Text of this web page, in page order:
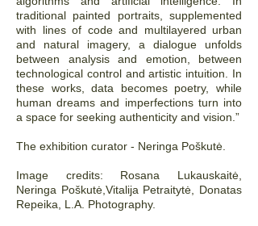
traditional painted portraits, supplemented
with lines of code and multilayered urban
and natural imagery, a dialogue unfolds
between analysis and emotion, between
technological control and artistic intuition. In
these works, data becomes poetry, while
human dreams and imperfections turn into
a space for seeking authenticity and vision.”
The exhibition curator - Neringa Poškutė.
Image credits: Rosana Lukauskaitė,
Neringa Poškutė,Vitalija Petraitytė, Donatas
Repeika, L.A. Photography.